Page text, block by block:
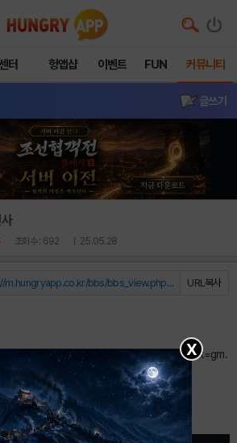
터 헝앱샵 이벤트 FUN 커뮤니티
글쓰기
조회수 : 692 | 25.05.28
URL복사
https://m.hungryapp.co.kr/bbs/bbs_view.php?durl=Y...
photo/?fbid=122140072118771593&set=gm.
X